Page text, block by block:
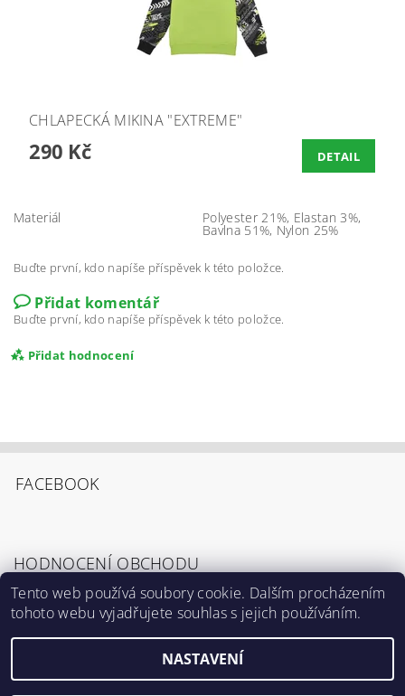
CHLAPECKÁ MIKINA "EXTREME"
290 Kč DETAIL
Materiál Polyester 21%, Elastan 3%,
Bavlna 51%, Nylon 25%
Buďte první, kdo napíše příspěvek k této položce.
Přidat komentář
Buďte první, kdo napíše příspěvek k této položce.
Přidat hodnocení
Souhlasím sPodmínkami ochrany osobních
FACEBOOK
HODNOCENÍ OBCHODU
Zobrazit všechna hodnocení obchodu
2026 ©Výrostci.cz, všechna práva vyhrazena
Tento web používá soubory cookie. Dalším procházením
tohoto webu vyjadřujete souhlas s jejich používáním.
NASTAVENÍ